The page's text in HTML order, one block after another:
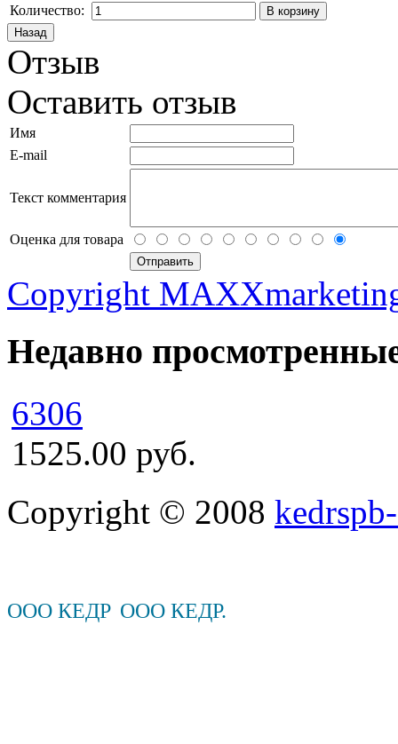
Количество:
Отзыв
Оставить отзыв
Имя
E-mail
Текст комментария
Оценка для товара
Copyright
Недавно
6306
1525.00 руб.
Copyright © 2008
ООО КЕДР ООО КЕДР.